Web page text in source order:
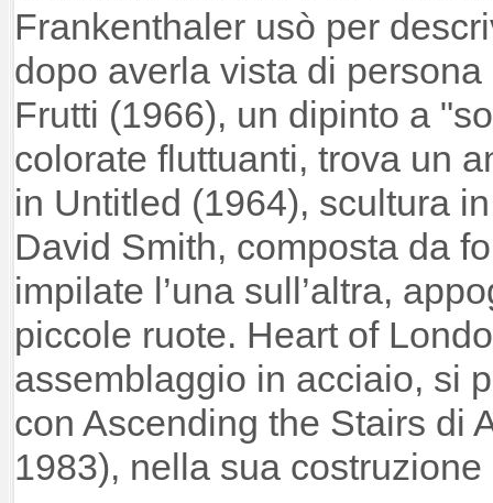
Frankenthaler usò per
dopo averla vista di
Frutti (1966), un dipinto a
colorate fluttuanti, trova un
in Untitled (1964), scultura
David Smith, composta da
impilate l’una sull’altra,
piccole ruote. Heart of
assemblaggio in acciaio, si
con Ascending the Stairs di
1983), nella sua